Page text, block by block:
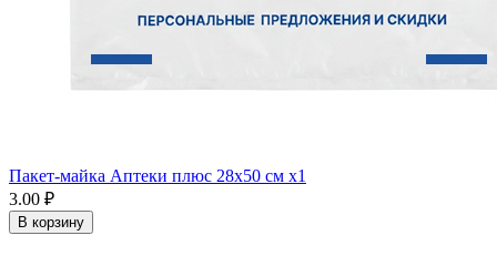
Пакет-майка Аптеки плюс 28х50 см x1
3.00 ₽
В корзину